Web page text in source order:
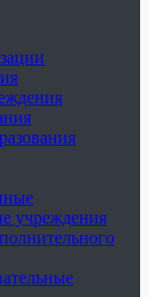
учреждения